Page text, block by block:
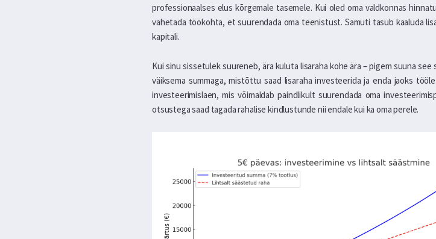
professionaalses elus kõrgemale tasemele. Kui oled oma valdkonnas
vahetada töökohta, et suurendada oma teenistust. Samuti tasub kaaluda
kapitali.
Kui sinu sissetulek suureneb, ära kuluta lisaraha kohe ära – pigem suuna
väiksema summaga, mistõttu saad lisaraha investeerida ja enda jaoks
investeerimislaen, mis võimaldab paindlikult suurendada oma
otsustega saad tagada rahalise kindlustunde nii endale kui ka oma perele.